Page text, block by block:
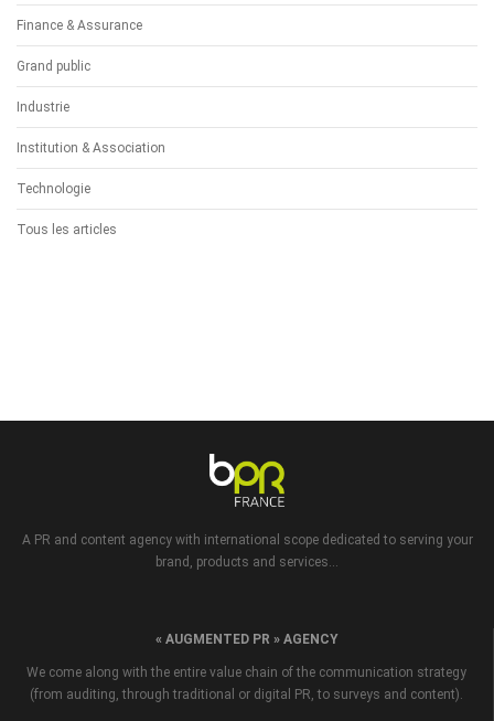
Finance & Assurance
Grand public
Industrie
Institution & Association
Technologie
Tous les articles
A PR and content agency with international scope dedicated to serving your
brand, products and services...
« AUGMENTED PR » AGENCY
We come along with the entire value chain of the communication strategy
(from auditing, through traditional or digital PR, to surveys and content).